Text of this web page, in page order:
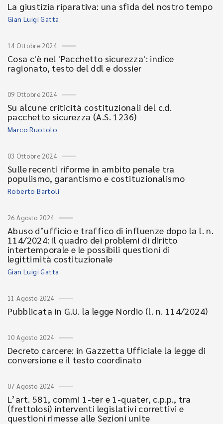
La giustizia riparativa: una sfida del nostro tempo
Gian Luigi Gatta
14 Ottobre 2024
Cosa c'è nel 'Pacchetto sicurezza': indice
ragionato, testo del ddl e dossier
09 Ottobre 2024
Su alcune criticità costituzionali del c.d.
pacchetto sicurezza (A.S. 1236)
Marco Ruotolo
03 Ottobre 2024
Sulle recenti riforme in ambito penale tra
populismo, garantismo e costituzionalismo
Roberto Bartoli
26 Agosto 2024
Abuso d’ufficio e traffico di influenze dopo la l. n.
114/2024: il quadro dei problemi di diritto
intertemporale e le possibili questioni di
legittimità costituzionale
Gian Luigi Gatta
11 Agosto 2024
Pubblicata in G.U. la legge Nordio (l. n. 114/2024)
10 Agosto 2024
Decreto carcere: in Gazzetta Ufficiale la legge di
conversione e il testo coordinato
07 Agosto 2024
L’art. 581, commi 1-ter e 1-quater, c.p.p., tra
(frettolosi) interventi legislativi correttivi e
questioni rimesse alle Sezioni unite